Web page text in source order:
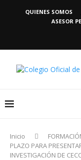
QUIENES SOMOS
ASESOR
Inicio
PLAZO PARA
INVESTIGACIÓN DE